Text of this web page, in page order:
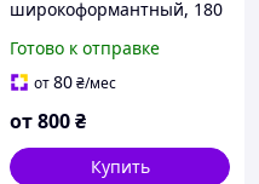
широкоформантный, 180
Готово к отправке
от80₴/мес
от800₴
Купить